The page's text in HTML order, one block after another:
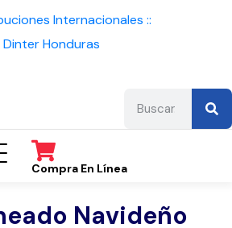
Compra En Línea
Navideño